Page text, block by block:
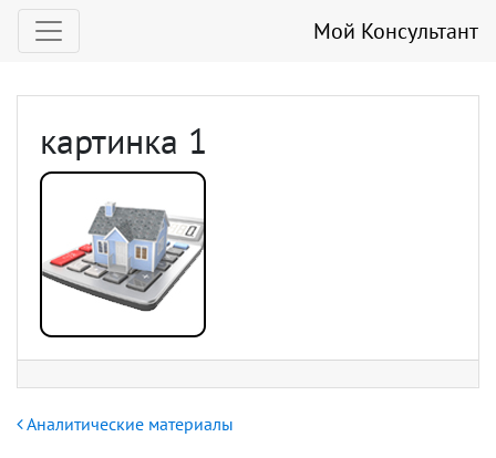
Мой Консультант
картинка 1
Навигация по записям
Аналитические материалы